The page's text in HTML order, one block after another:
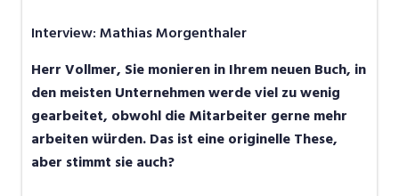
Interview: Mathias Morgenthaler
Herr Vollmer, Sie monieren in Ihrem neuen Buch, in
den meisten Unternehmen werde viel zu wenig
gearbeitet, obwohl die Mitarbeiter gerne mehr
arbeiten würden. Das ist eine originelle These,
aber stimmt sie auch?